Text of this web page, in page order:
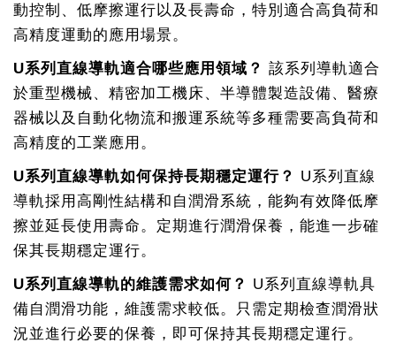
動控制、低摩擦運行以及長壽命，特別適合高負荷和
高精度運動的應用場景。
U系列直線導軌適合哪些應用領域？ 該系列導軌適合
於重型機械、精密加工機床、半導體製造設備、醫療
器械以及自動化物流和搬運系統等多種需要高負荷和
高精度的工業應用。
U系列直線導軌如何保持長期穩定運行？
U系列直線
導軌採用高剛性結構和自潤滑系統，能夠有效降低摩
擦並延長使用壽命。定期進行潤滑保養，能進一步確
保其長期穩定運行。
U系列直線導軌的維護需求如何？
U系列直線導軌具
備自潤滑功能，維護需求較低。只需定期檢查潤滑狀
況並進行必要的保養，即可保持其長期穩定運行。